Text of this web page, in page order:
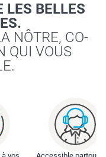
LES BELLES
NÔTRE, CO-
QUI VOUS